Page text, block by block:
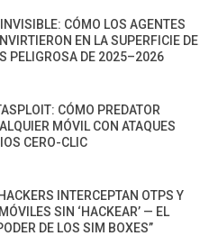
CÓMO LOS AGENTES
EN LA SUPERFICIE DE
PELIGROSA DE 2025–2026
CÓMO PREDATOR
MÓVIL CON ATAQUES
CERO-CLIC
INTERCEPTAN OTPS Y
SIN ‘HACKEAR’ — EL
DE LOS SIM BOXES”